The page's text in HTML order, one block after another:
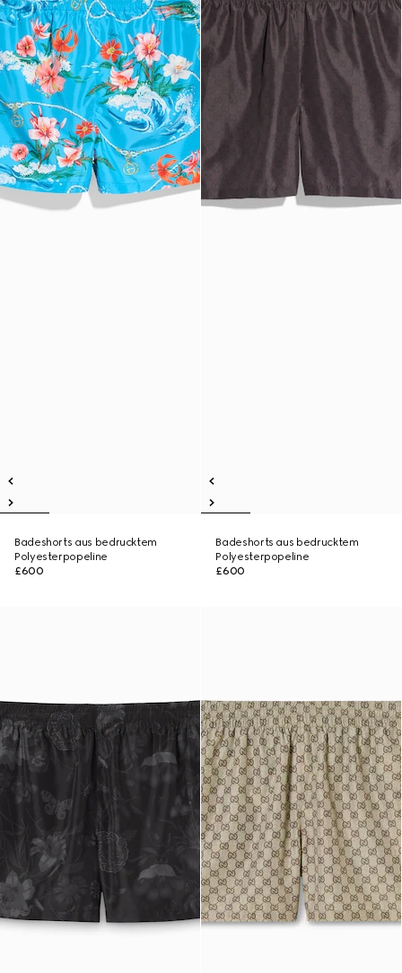
Badeshorts aus bedrucktem
Polyesterpopeline
£600
Badeshorts aus bedrucktem
Polyesterpopeline
£600